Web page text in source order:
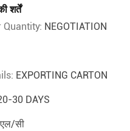
शर्तें
Quantity: NEGOTIATION
EXPORTING CARTON
30 DAYS
एल/सी